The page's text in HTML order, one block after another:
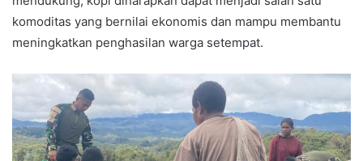
komoditas yang bernilai ekonomis dan mampu membantu
meningkatkan penghasilan warga setempat.